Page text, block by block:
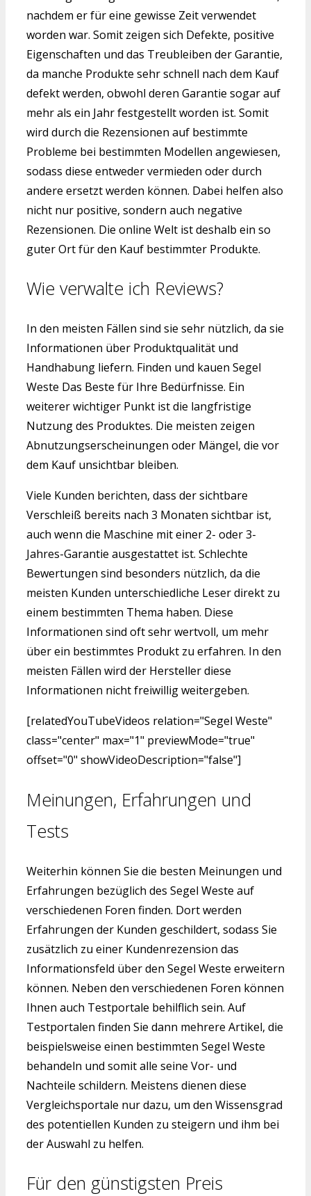
nachdem er für eine gewisse Zeit verwendet
worden war. Somit zeigen sich Defekte, positive
Eigenschaften und das Treubleiben der Garantie,
da manche Produkte sehr schnell nach dem Kauf
defekt werden, obwohl deren Garantie sogar auf
mehr als ein Jahr festgestellt worden ist. Somit
wird durch die Rezensionen auf bestimmte
Probleme bei bestimmten Modellen angewiesen,
sodass diese entweder vermieden oder durch
andere ersetzt werden können. Dabei helfen also
nicht nur positive, sondern auch negative
Rezensionen. Die online Welt ist deshalb ein so
guter Ort für den Kauf bestimmter Produkte.
Wie verwalte ich Reviews?
In den meisten Fällen sind sie sehr nützlich, da sie
Informationen über Produktqualität und
Handhabung liefern. Finden und kauen Segel
Weste Das Beste für Ihre Bedürfnisse. Ein
weiterer wichtiger Punkt ist die langfristige
Nutzung des Produktes. Die meisten zeigen
Abnutzungserscheinungen oder Mängel, die vor
dem Kauf unsichtbar bleiben.
Viele Kunden berichten, dass der sichtbare
Verschleiß bereits nach 3 Monaten sichtbar ist,
auch wenn die Maschine mit einer 2- oder 3-
Jahres-Garantie ausgestattet ist. Schlechte
Bewertungen sind besonders nützlich, da die
meisten Kunden unterschiedliche Leser direkt zu
einem bestimmten Thema haben. Diese
Informationen sind oft sehr wertvoll, um mehr
über ein bestimmtes Produkt zu erfahren. In den
meisten Fällen wird der Hersteller diese
Informationen nicht freiwillig weitergeben.
[relatedYouTubeVideos relation="Segel Weste"
class="center" max="1" previewMode="true"
offset="0" showVideoDescription="false"]
Meinungen, Erfahrungen und
Tests
Weiterhin können Sie die besten Meinungen und
Erfahrungen bezüglich des Segel Weste auf
verschiedenen Foren finden. Dort werden
Erfahrungen der Kunden geschildert, sodass Sie
zusätzlich zu einer Kundenrezension das
Informationsfeld über den Segel Weste erweitern
können. Neben den verschiedenen Foren können
Ihnen auch Testportale behilflich sein. Auf
Testportalen finden Sie dann mehrere Artikel, die
beispielsweise einen bestimmten Segel Weste
behandeln und somit alle seine Vor- und
Nachteile schildern. Meistens dienen diese
Vergleichsportale nur dazu, um den Wissensgrad
des potentiellen Kunden zu steigern und ihm bei
der Auswahl zu helfen.
Für den günstigsten Preis